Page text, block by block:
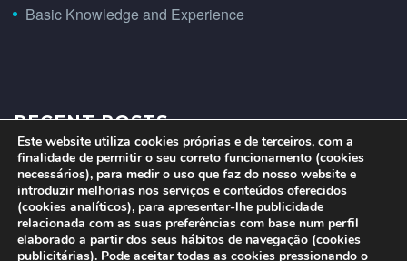
Basic Knowledge and Experience
RECENT POSTS
Este website utiliza cookies próprias e de terceiros, com a
finalidade de permitir o seu correto funcionamento (cookies
necessários), para medir o uso que faz do nosso website e
introduzir melhorias nos serviços e conteúdos oferecidos
(cookies analíticos), para apresentar-lhe publicidade
relacionada com as suas preferências com base num perfil
elaborado a partir dos seus hábitos de navegação (cookies
publicitárias). Pode aceitar todas as cookies pressionando o